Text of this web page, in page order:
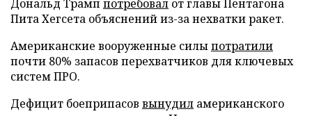
Дональд Трамп потребовал от главы Пентагона
Пита Хегсета объяснений из-за нехватки ракет.
Американские вооруженные силыпотратили
почти 80% запасов перехватчиков для ключевых
систем ПРО.
Дефицит боеприпасов вынудил американского